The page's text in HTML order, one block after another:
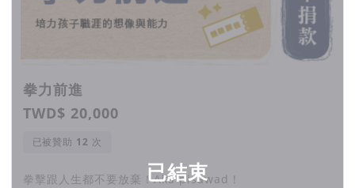
已結束
拳力前進
TWD$ 20,000
已被贊助 次
拳擊跟人生都不要放棄！Aka pisawad！